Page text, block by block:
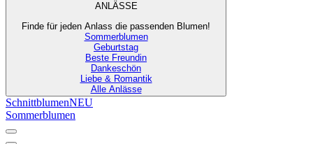
ANLÄSSE
Finde für jeden Anlass die passenden Blumen!
Sommerblumen
Geburtstag
Beste Freundin
Dankeschön
Liebe & Romantik
Alle Anlässe
SchnittblumenNEU
Sommerblumen